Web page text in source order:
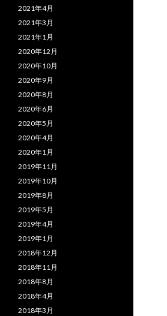
2021年4月
2021年3月
2021年1月
2020年12月
2020年10月
2020年9月
2020年8月
2020年6月
2020年5月
2020年4月
2020年1月
2019年11月
2019年10月
2019年8月
2019年5月
2019年4月
2019年1月
2018年12月
2018年11月
2018年8月
2018年4月
2018年3月